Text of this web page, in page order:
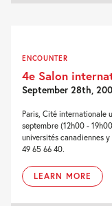
ENCOUNTER
4e Salon
September 28th,
Paris, Cité internationale
septembre (12h00 -
universités canadiennes
49 65 66 40.
LEARN MORE